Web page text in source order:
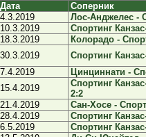
Дата
Соперник
4.3.2019
Лос-Анджелес -
10.3.2019
Спортинг
18.3.2019
Колорадо -
30.3.2019
Спортинг
7.4.2019
Цинциннати -
15.4.2019
Спортинг
2:2
21.4.2019
Сан-Хосе -
28.4.2019
Спортинг
6.5.2019
Спортинг